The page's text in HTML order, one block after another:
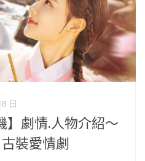
日
】劇情.人物介紹～
裝愛情劇